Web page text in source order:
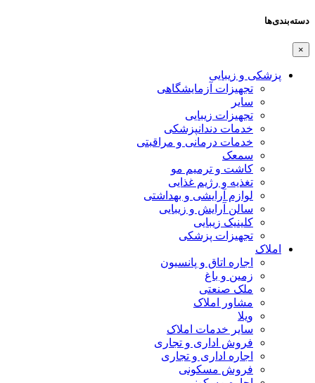
دسته‌بندی‌ها
×
پزشکی و زیبایی
تجهیزات آزمایشگاهی
سایر
تجهیزات زیبایی
خدمات دندانپزشکی
خدمات درمانی و مراقبتی
سمعک
کاشت و ترمیم مو
تغذیه و رژیم غذایی
لوازم آرایشی و بهداشتی
سالن آرایش و زیبایی
کلینیک زیبایی
تجهیزات پزشکی
املاک
اجاره اتاق و پانسیون
زمین و باغ
ملک صنعتی
مشاور املاک
ویلا
سایر خدمات املاک
فروش اداری و تجاری
اجاره اداری و تجاری
فروش مسکونی